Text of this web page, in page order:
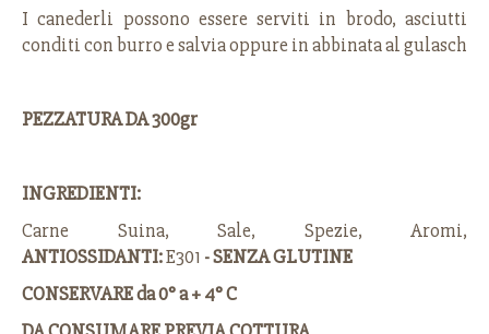
I canederli possono essere serviti in brodo, asciutti
conditi con burro e salvia oppure in abbinata al gulasch
PEZZATURA DA 300gr
INGREDIENTI:
Carne Suina, Sale, Spezie, Aromi,
ANTIOSSIDANTI:E301 - SENZA GLUTINE
CONSERVARE da 0° a + 4° C